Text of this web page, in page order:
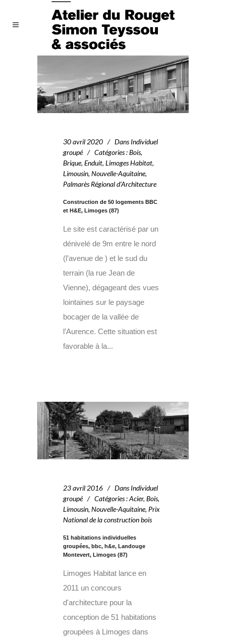
30 avril 2020 Dans Individuel
groupé
Catégories:Bois,
Brique, Enduit, Limoges Habitat,
Limousin, Nouvelle-Aquitaine,
Palmarès Régional d’Architecture
Construction de 50 logements BBC
et H&E, Limoges (87)
Le site est caractérisé par un
dénivelé de 9m entre le nord
(l’avenue de ) et le sud du
terrain (la rue Jean de
Vienne), dégageant des vues
lointaines sur le paysage
bocager de la vallée de
l’Aurence. Cette situation est
favorable à la...
23 avril 2016 Dans Individuel
groupé
Catégories:Acier, Bois,
Limousin, Nouvelle-Aquitaine, Prix
National de la construction bois
51 habitations individuelles
groupées, bbc, h&e, Landouge
Montevert, Limoges (87)
Limoges Habitat lance en
2011 un concours
d'architecture pour la
conception de 51 habitations
groupées à Limoges dans